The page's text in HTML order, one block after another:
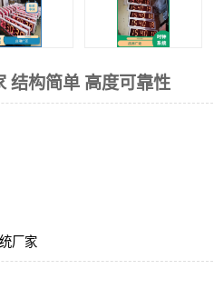
结构简单 高度可靠性
厂家